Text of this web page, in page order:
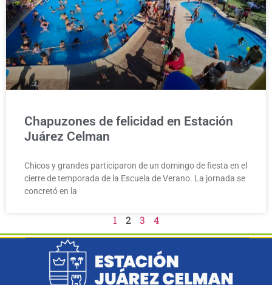
Chapuzones de felicidad en Estación
Juárez Celman
Chicos y grandes participaron de un domingo de fiesta en el
cierre de temporada de la Escuela de Verano. La jornada se
concretó en la
1 2 3 4